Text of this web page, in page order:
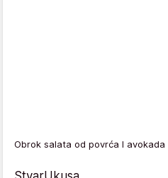
Obrok salata od povrća I avokada